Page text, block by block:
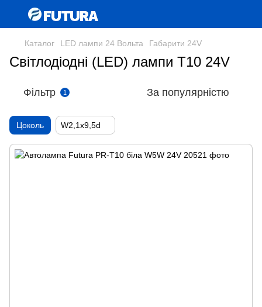
Каталог LED лампи 24 Вольта Габарити 24V
Світлодіодні (LED) лампи T10 24V
Фільтр 1 За популярністю
Цоколь W2,1x9,5d